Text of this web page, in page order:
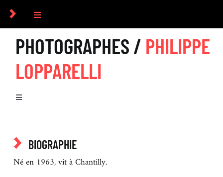
Passer
contenu
Toggle
Navigation
COLLECTIF
PHOTOGRAPHES
CULTUREL
PHOTOGRAPHES / PHILIPPE
LOPPARELLI
Toggle
BIOGRAPHIE
Né en 1963, vit à Chantilly.